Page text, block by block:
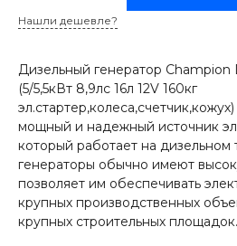
Нашли дешевле?
Дизельный генератор Champion
(5/5,5кВт 8,9лс 16л 12V 160кг
мощный и надежный источник
который работает на дизельном
генераторы обычно имеют
позволяет им обеспечивать
крупных производственных
крупных строительных площадок.